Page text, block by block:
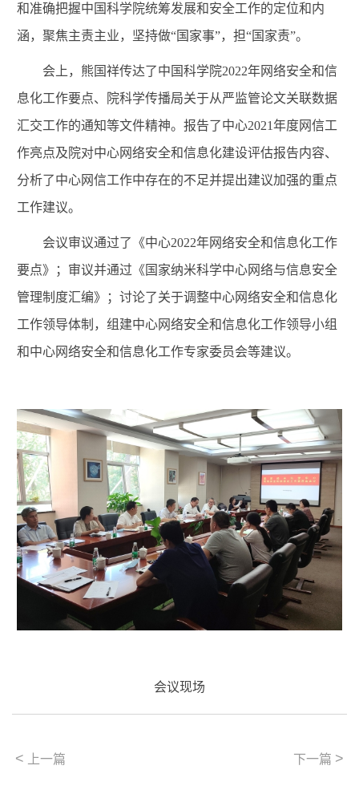
和准确把握中国科学院统筹发展和安全工作的定位和内
涵，聚焦主责主业，坚持做“国家事”，担“国家责”。
会上，熊国祥传达了中国科学院2022年网络安全和信
息化工作要点、院科学传播局关于从严监管论文关联数据
汇交工作的通知等文件精神。报告了中心2021年度网信工
作亮点及院对中心网络安全和信息化建设评估报告内容、
分析了中心网信工作中存在的不足并提出建议加强的重点
工作建议。
会议审议通过了《中心2022年网络安全和信息化工作
要点》；审议并通过《国家纳米科学中心网络与信息安全
管理制度汇编》；讨论了关于调整中心网络安全和信息化
工作领导体制，组建中心网络安全和信息化工作领导小组
和中心网络安全和信息化工作专家委员会等建议。
会议现场
< 上一篇 下一篇 >